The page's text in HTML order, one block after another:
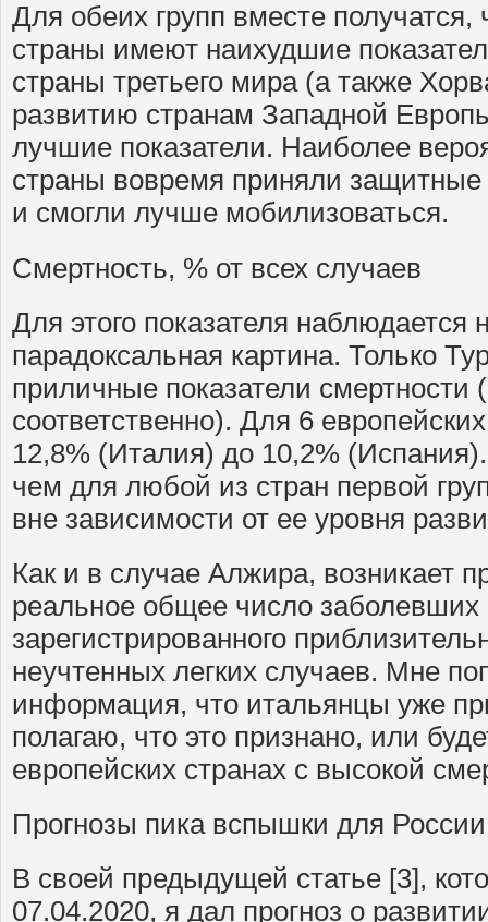
Для обеих групп вместе
страны имеют наихудшие
страны третьего мира (а также
развитию странам Западной
лучшие показатели. Наиболее
страны вовремя приняли
и смогли лучше мобилизоваться.
Смертность, % от всех случаев
Для этого показателя наблюдается
парадоксальная картина. Только
приличные показатели смертности
соответственно). Для 6
12,8% (Италия) до 10,2%
чем для любой из стран первой
вне зависимости от ее уровня
Как и в случае Алжира, возникает
реальное общее число заболевших
зарегистрированного
неучтенных легких случаев. Мне
информация, что итальянцы уже
полагаю, что это признано, или
европейских странах с высокой
Прогнозы пика вспышки для России
В своей предыдущей статье [3],
07.04.2020, я дал прогноз о